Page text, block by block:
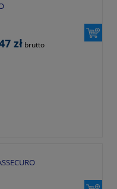
zł brutto